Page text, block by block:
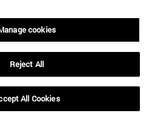
cookies
Reject All
All Cookies